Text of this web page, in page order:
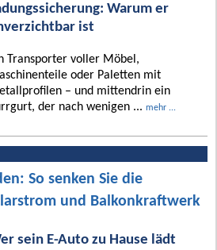
Warum er
ist
Transporter voller Möbel,
oder Paletten mit
– und mittendrin ein
der nach wenigen ... mehr ...
So senken Sie die
und Balkonkraftwerk
sein E-Auto zu Hause lädt